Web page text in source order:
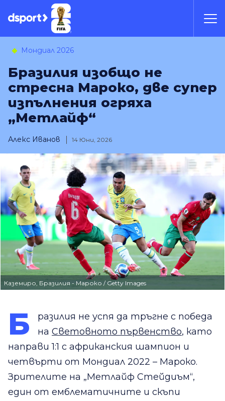
Мондиал 2026
Бразилия изобщо не
стресна Мароко, две супер
изпълнения огряха
„Метлайф“
Алекс Иванов 14 Юни, 2026
Каземиро, Бразилия - Мароко / Getty Images
Б
разилия не успя да тръгне с победа
на Световното първенство, като
направи 1:1 с африканския шампион и
четвърти от Мондиал 2022 – Мароко.
Зрителите на „Метлайф Стейдиъм“,
един от емблематичните и скъпи